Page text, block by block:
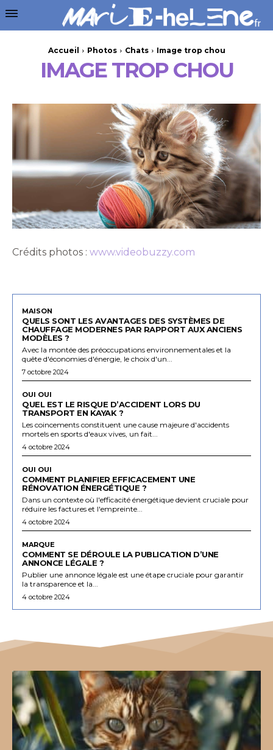
Accueil Photos Chats Image trop chou
IMAGE TROP CHOU
Crédits photos : www.videobuzzy.com
MAISON
QUELS SONT LES AVANTAGES DES SYSTÈMES DE
CHAUFFAGE MODERNES PAR RAPPORT AUX ANCIENS
MODÈLES ?
Avec la montée des préoccupations environnementales et la
quête d'économies d'énergie, le choix d'un...
7 octobre 2024
OUI OUI
QUEL EST LE RISQUE D’ACCIDENT LORS DU
TRANSPORT EN KAYAK ?
Les coincements constituent une cause majeure d'accidents
mortels en sports d'eaux vives, un fait...
4 octobre 2024
OUI OUI
COMMENT PLANIFIER EFFICACEMENT UNE
RÉNOVATION ÉNERGÉTIQUE ?
Dans un contexte où l'efficacité énergétique devient cruciale pour
réduire les factures et l'empreinte...
4 octobre 2024
MARQUE
COMMENT SE DÉROULE LA PUBLICATION D’UNE
ANNONCE LÉGALE ?
Publier une annonce légale est une étape cruciale pour garantir
la transparence et la...
4 octobre 2024